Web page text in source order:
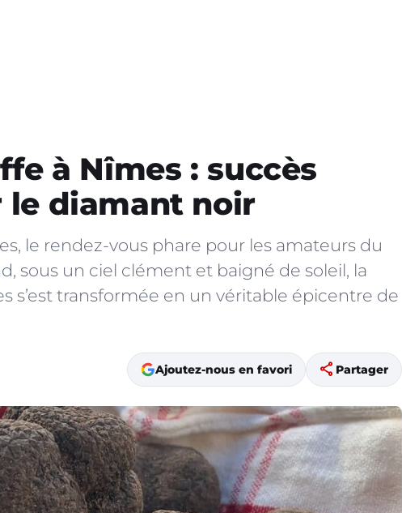
à Nîmes : succès
diamant noir
le rendez-vous phare pour les amateurs du
sous un ciel clément et baigné de soleil, la
s’est transformée en un véritable épicentre de
Ajoutez-nous en favori share Partager